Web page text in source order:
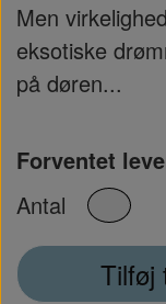
Men
eksotiske
på døren...
Forventet
Antal
Tilføj